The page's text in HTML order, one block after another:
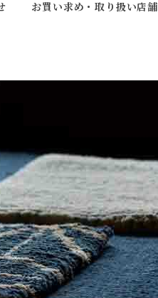
お買い求め・取り扱い店舗